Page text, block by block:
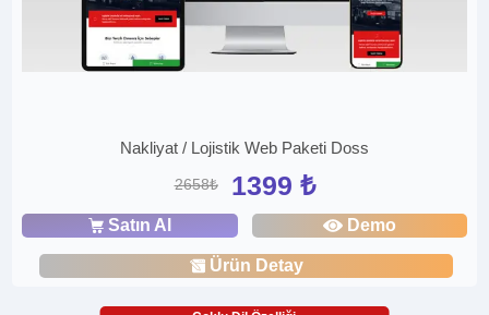
Nakliyat / Lojistik Web Paketi Doss
2658₺ 1399 ₺
Satın Al Demo
Ürün Detay